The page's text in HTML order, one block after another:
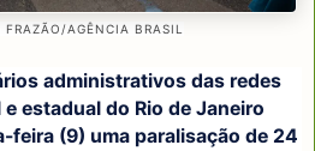
AGÊNCIA BRASIL
administrativos das redes
estadual do Rio de Janeiro
feira (9) uma paralisação de 24